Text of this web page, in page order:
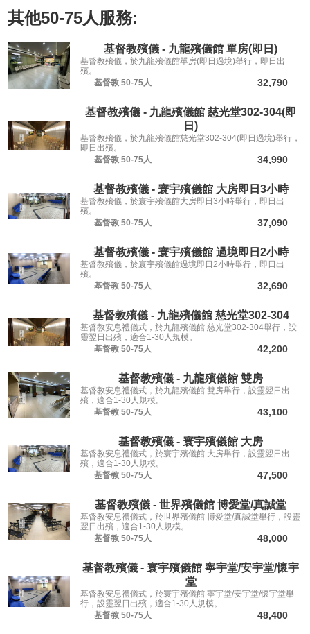
其他50-75人服務:
基督教殯儀 - 九龍殯儀館 單房(即日)
基督教殯儀，於九龍殯儀館單房(即日過境)舉行，即日出
殯。
基督教 50-75人 32,790
基督教殯儀 - 九龍殯儀館 慈光堂302-304(即
日)
基督教殯儀，於九龍殯儀館慈光堂302-304(即日過境)舉行，
即日出殯。
基督教 50-75人 34,990
基督教殯儀 - 寰宇殯儀館 大房即日3小時
基督教殯儀，於寰宇殯儀館大房即日3小時舉行，即日出
殯。
基督教 50-75人 37,090
基督教殯儀 - 寰宇殯儀館 過境即日2小時
基督教殯儀，於寰宇殯儀館過境即日2小時舉行，即日出
殯。
基督教 50-75人 32,690
基督教殯儀 - 九龍殯儀館 慈光堂302-304
基督教安息禮儀式，於九龍殯儀館 慈光堂302-304舉行，設
靈翌日出殯，適合1-30人規模。
基督教 50-75人 42,200
基督教殯儀 - 九龍殯儀館 雙房
基督教安息禮儀式，於九龍殯儀館 雙房舉行，設靈翌日出
殯，適合1-30人規模。
基督教 50-75人 43,100
基督教殯儀 - 寰宇殯儀館 大房
基督教安息禮儀式，於寰宇殯儀館 大房舉行，設靈翌日出
殯，適合1-30人規模。
基督教 50-75人 47,500
基督教殯儀 - 世界殯儀館 博愛堂/真誠堂
基督教安息禮儀式，於世界殯儀館 博愛堂/真誠堂舉行，設靈
翌日出殯，適合1-30人規模。
基督教 50-75人 48,000
基督教殯儀 - 寰宇殯儀館 寧宇堂/安宇堂/懷宇
堂
基督教安息禮儀式，於寰宇殯儀館 寧宇堂/安宇堂/懷宇堂舉
行，設靈翌日出殯，適合1-30人規模。
基督教 50-75人 48,400